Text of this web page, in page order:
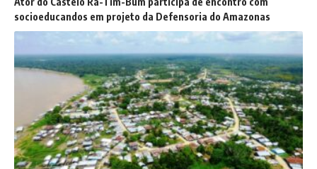
socioeducandos em projeto da Defensoria do Amazonas